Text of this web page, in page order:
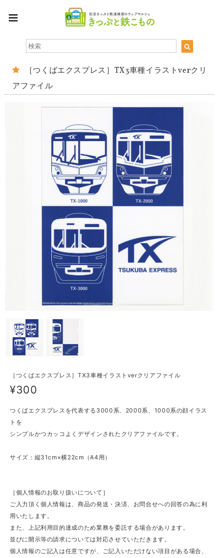
［つくばエクスプレス］TX3車種イラストverクリ
アファイル
［つくばエクスプレス］TX3車種イラストverクリアファイル
¥300
つくばエクスプレスを代表する3000系、2000系、1000系の顔イラス
トを
シンプルかつカッコよくデザインされたクリアファイルです。
サイズ：縦31cm×横22cm（A4用）
［個人情報のお取り扱いについて］
ご入力頂く個人情報は、商品の発送・決済、お問合せへの回答の為に利
用いたします。
また、上記利用目的達成のため業務を委託する場合があります。
並びに開示等の請求については対応させていただきます。
個人情報のご記入は任意ですが、ご記入いただけない項目がある場合、